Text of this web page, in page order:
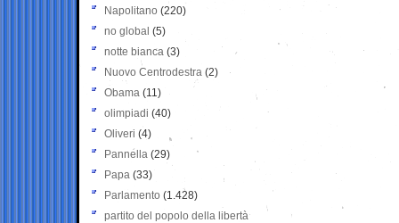
Napolitano (220)
no global (5)
notte bianca (3)
Nuovo Centrodestra (2)
Obama (11)
olimpiadi (40)
Oliveri (4)
Pannella (29)
Papa (33)
Parlamento (1.428)
partito del popolo della libertà